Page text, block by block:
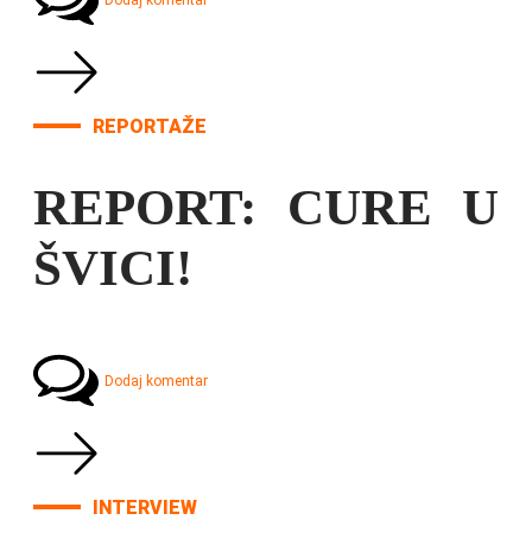
REPORTAŽE
REPORT: CURE U
ŠVICI!
Dodaj komentar
INTERVIEW